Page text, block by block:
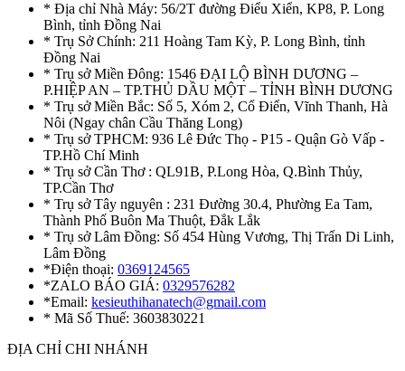
* Địa chỉ Nhà Máy: 56/2T đường Điểu Xiển, KP8, P. Long
Bình, tỉnh Đồng Nai
* Trụ Sở Chính: 211 Hoàng Tam Kỳ, P. Long Bình, tỉnh
Đồng Nai
* Trụ sở Miền Đông: 1546 ĐẠI LỘ BÌNH DƯƠNG –
P.HIỆP AN – TP.THỦ DẦU MỘT – TỈNH BÌNH DƯƠNG
* Trụ sở Miền Bắc: Số 5, Xóm 2, Cổ Điển, Vĩnh Thanh, Hà
Nôi (Ngay chân Cầu Thăng Long)
* Trụ sở TPHCM: 936 Lê Đức Thọ - P15 - Quận Gò Vấp -
TP.Hồ Chí Minh
* Trụ sở Cần Thơ : QL91B, P.Long Hòa, Q.Bình Thủy,
TP.Cần Thơ
* Trụ sở Tây nguyên : 231 Đường 30.4, Phường Ea Tam,
Thành Phố Buôn Ma Thuột, Đắk Lắk
* Trụ sở Lâm Đồng: Số 454 Hùng Vương, Thị Trấn Di Linh,
Lâm Đồng
*Điện thoại: 0369124565
*ZALO BÁO GIÁ: 0329576282
*Email: kesieuthihanatech@gmail.com
* Mã Số Thuế: 3603830221
ĐỊA CHỈ CHI NHÁNH